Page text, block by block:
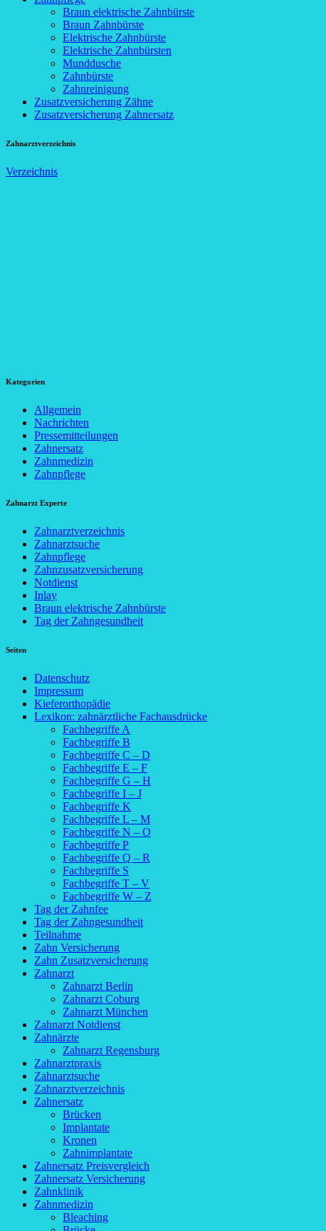
Braun elektrische Zahnbürste
Braun Zahnbürste
Elektrische Zahnbürste
Elektrische Zahnbürsten
Munddusche
Zahnbürste
Zahnreinigung
Zusatzversicherung Zähne
Zusatzversicherung Zahnersatz
Zahnarztverzeichnis
Verzeichnis
Kategorien
Allgemein
Nachrichten
Pressemitteilungen
Zahnersatz
Zahnmedizin
Zahnpflege
Zahnarzt Experte
Zahnarztverzeichnis
Zahnarztsuche
Zahnpflege
Zahnzusatzversicherung
Notdienst
Inlay
Braun elektrische Zahnbürste
Tag der Zahngesundheit
Seiten
Datenschutz
Impressum
Kieferorthopädie
Lexikon: zahnärztliche Fachausdrücke
Fachbegriffe A
Fachbegriffe B
Fachbegriffe C – D
Fachbegriffe E – F
Fachbegriffe G – H
Fachbegriffe I – J
Fachbegriffe K
Fachbegriffe L – M
Fachbegriffe N – O
Fachbegriffe P
Fachbegriffe Q – R
Fachbegriffe S
Fachbegriffe T – V
Fachbegriffe W – Z
Tag der Zahnfee
Tag der Zahngesundheit
Teilnahme
Zahn Versicherung
Zahn Zusatzversicherung
Zahnarzt
Zahnarzt Berlin
Zahnarzt Coburg
Zahnarzt München
Zahnarzt Notdienst
Zahnärzte
Zahnarzt Regensburg
Zahnarztpraxis
Zahnarztsuche
Zahnarztverzeichnis
Zahnersatz
Brücken
Implantate
Kronen
Zahnimplantate
Zahnersatz Preisvergleich
Zahnersatz Versicherung
Zahnklinik
Zahnmedizin
Bleaching